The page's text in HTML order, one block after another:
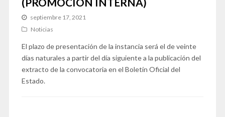
septiembre 17, 2021
Noticias
El plazo de presentación de la instancia será el de veinte
días naturales a partir del día siguiente a la publicación del
extracto de la convocatoria en el Boletín Oficial del
Estado.